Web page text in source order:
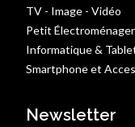
TV - Image - Vidéo
Petit Électroménager
Informatique &
Smartphone et
Newsletter